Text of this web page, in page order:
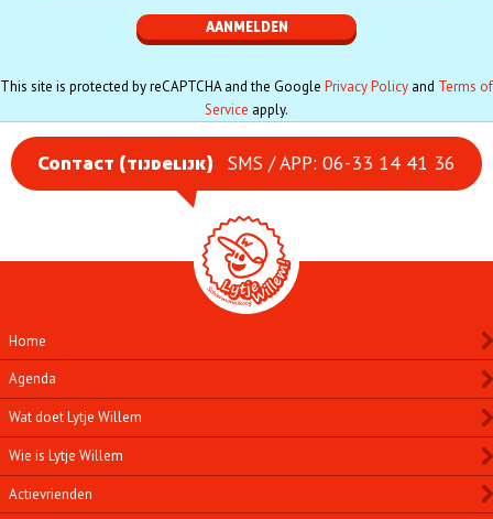
This site is protected by reCAPTCHA and the Google Privacy Policy and Terms of
Service apply.
Contact (tijdelijk) SMS / APP: 06-33 14 41 36
Home
Agenda
Wat doet Lytje Willem
Wie is Lytje Willem
Actievrienden